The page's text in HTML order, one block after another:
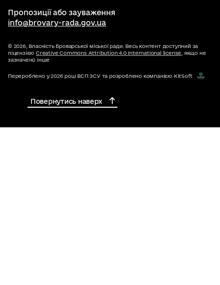
Пропозиції або зауваження
info@brovary-rada.gov.ua
© 2026, Власність Броварської міської ради. Весь контент доступний за
ліцензією Creative Commons Attribution 4.0 International license , якщо не
зазначено інше
Перероблено у 2026 році ВСП ЗСУ та розроблено компанією KitSoft
Повернутись наверх